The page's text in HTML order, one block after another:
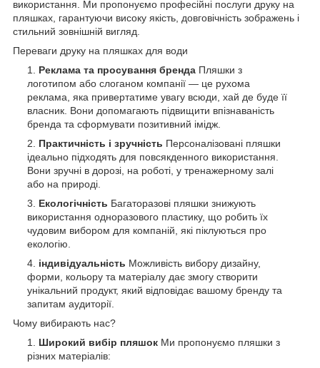
використання. Ми пропонуємо професійні послуги друку на
пляшках, гарантуючи високу якість, довговічність зображень і
стильний зовнішній вигляд.
Переваги друку на пляшках для води
Реклама та просування бренда Пляшки з
логотипом або слоганом компанії — це рухома
реклама, яка привертатиме увагу всюди, хай де буде її
власник. Вони допомагають підвищити впізнаваність
бренда та сформувати позитивний імідж.
Практичність і зручність Персоналізовані пляшки
ідеально підходять для повсякденного використання.
Вони зручні в дорозі, на роботі, у тренажерному залі
або на природі.
Екологічність Багаторазові пляшки знижують
використання одноразового пластику, що робить їх
чудовим вибором для компаній, які піклуються про
екологію.
індивідуальність Можливість вибору дизайну,
форми, кольору та матеріалу дає змогу створити
унікальний продукт, який відповідає вашому бренду та
запитам аудиторії.
Чому вибирають нас?
Широкий вибір пляшок Ми пропонуємо пляшки з
різних матеріалів: